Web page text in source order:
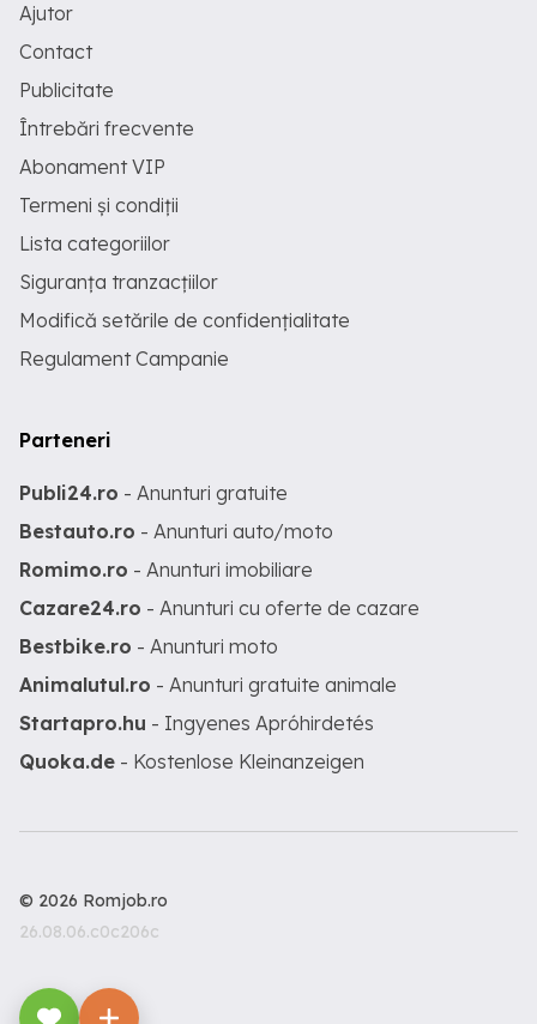
Ajutor
Contact
Publicitate
Întrebări frecvente
Abonament VIP
Termeni și condiții
Lista categoriilor
Siguranța tranzacțiilor
Modifică setările de confidențialitate
Regulament Campanie
Parteneri
Publi24.ro - Anunturi gratuite
Bestauto.ro - Anunturi auto/moto
Romimo.ro - Anunturi imobiliare
Cazare24.ro - Anunturi cu oferte de cazare
Bestbike.ro - Anunturi moto
Animalutul.ro - Anunturi gratuite animale
Startapro.hu - Ingyenes Apróhirdetés
Quoka.de - Kostenlose Kleinanzeigen
© 2026 Romjob.ro
26.08.06.c0c206c